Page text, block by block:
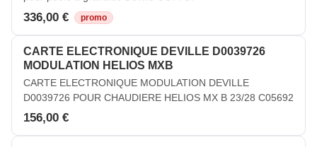
336,00 € promo
CARTE ELECTRONIQUE DEVILLE D0039726
MODULATION HELIOS MXB
CARTE ELECTRONIQUE MODULATION DEVILLE
D0039726 POUR CHAUDIERE HELIOS MX B 23/28 C05692
156,00 €